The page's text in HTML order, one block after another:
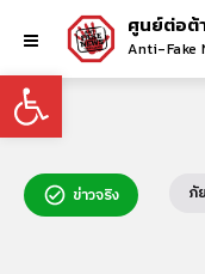
Open toolbar
ศูนย์ต่อต้
Anti-Fake
ข่าวจริง ภั